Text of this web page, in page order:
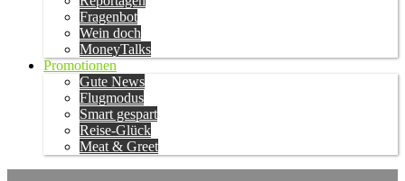
Fragenbot
Wein doch
MoneyTalks
Promotionen
Gute News
Flugmodus
Smart gespart
Reise-Glück
Meat & Greet